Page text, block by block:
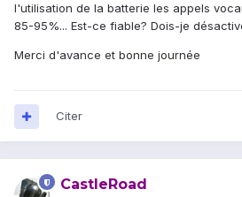
l'utilisation de la batterie les appels
85-95%... Est-ce fiable? Dois-je
Merci d'avance et bonne journée
Citer
CastleRoad